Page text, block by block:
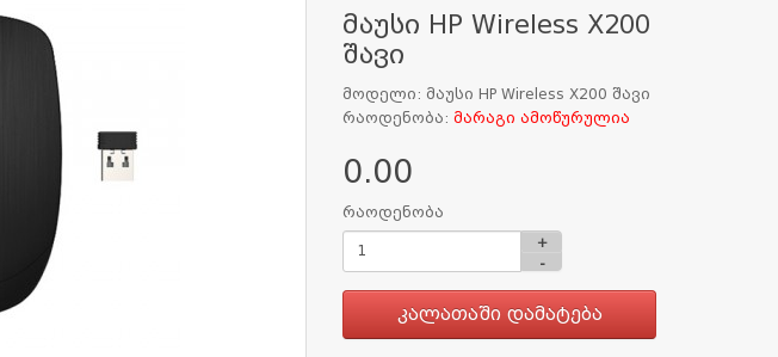
მაუსი HP Wireless X200
შავი
მოდელი: მაუსი HP Wireless X200 შავი
რაოდენობა:მარაგი ამოწურულია
0.00
რაოდენობა
+
-
კალათაში დამატება